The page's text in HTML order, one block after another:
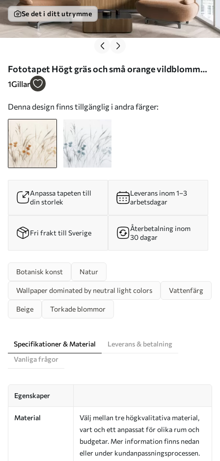
Se det i ditt utrymme
Fototapet Högt gräs och små orange vildblommor
mot en ljus bakgrund, i en boho-stil med struktur
1Gillar
Denna design finns tillgänglig i andra färger:
Anpassa tapeten till
din storlek
Leverans inom 1–3
arbetsdagar
Fri frakt till Sverige
Återbetalning inom
30 dagar
Botanisk konst Natur
Wallpaper dominated by neutral light colors Vattenfärg
Beige Torkade blommor
Specifikationer & Material
Leverans & betalning
Vanliga frågor
Egenskaper
Material
Välj mellan tre högkvalitativa material,
vart och ett anpassat för olika rum och
budgetar. Mer information finns nedan
eller under kundanpassningsprocessen.